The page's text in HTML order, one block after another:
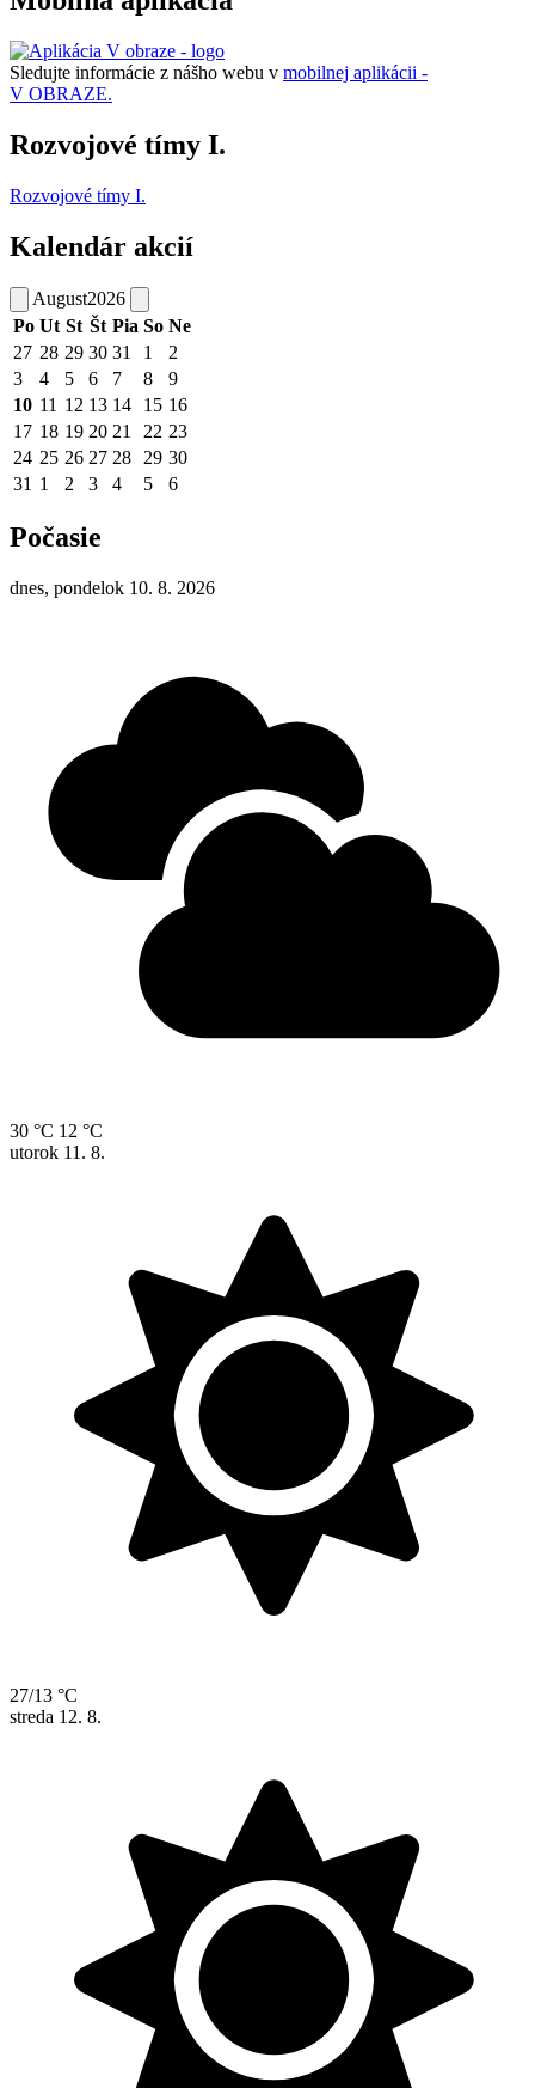
Sledujte informácie z nášho webu v mobilnej aplikácii -
V OBRAZE.
Rozvojové tímy I.
Rozvojové tímy I.
Kalendár akcií
August2026
Po Ut St Št Pia So Ne
27 28 29 30 31 1
2
3
4 5 6 7 8
9
10 11 12 13 14 15 16
17 18 19 20 21 22 23
24 25 26 27 28 29 30
31 1 2 3 4 5 6
Počasie
dnes, pondelok 10. 8. 2026
30 °C 12 °C
utorok 11. 8.
27/13 °C
streda 12. 8.